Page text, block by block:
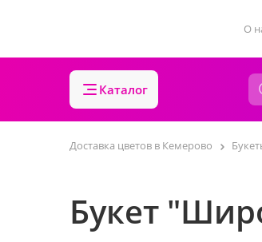
О
Каталог
Доставка цветов в Кемерово
Букет